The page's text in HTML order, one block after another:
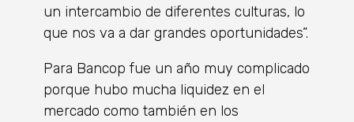
un intercambio de diferentes culturas, lo
que nos va a dar grandes oportunidades”.
Para Bancop fue un año muy complicado
porque hubo mucha liquidez en el
mercado como también en los